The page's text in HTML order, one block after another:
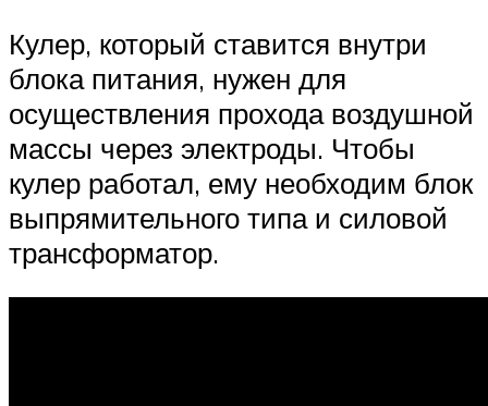
Кулер, который ставится внутри
блока питания, нужен для
осуществления прохода воздушной
массы через электроды. Чтобы
кулер работал, ему необходим блок
выпрямительного типа и силовой
трансформатор.